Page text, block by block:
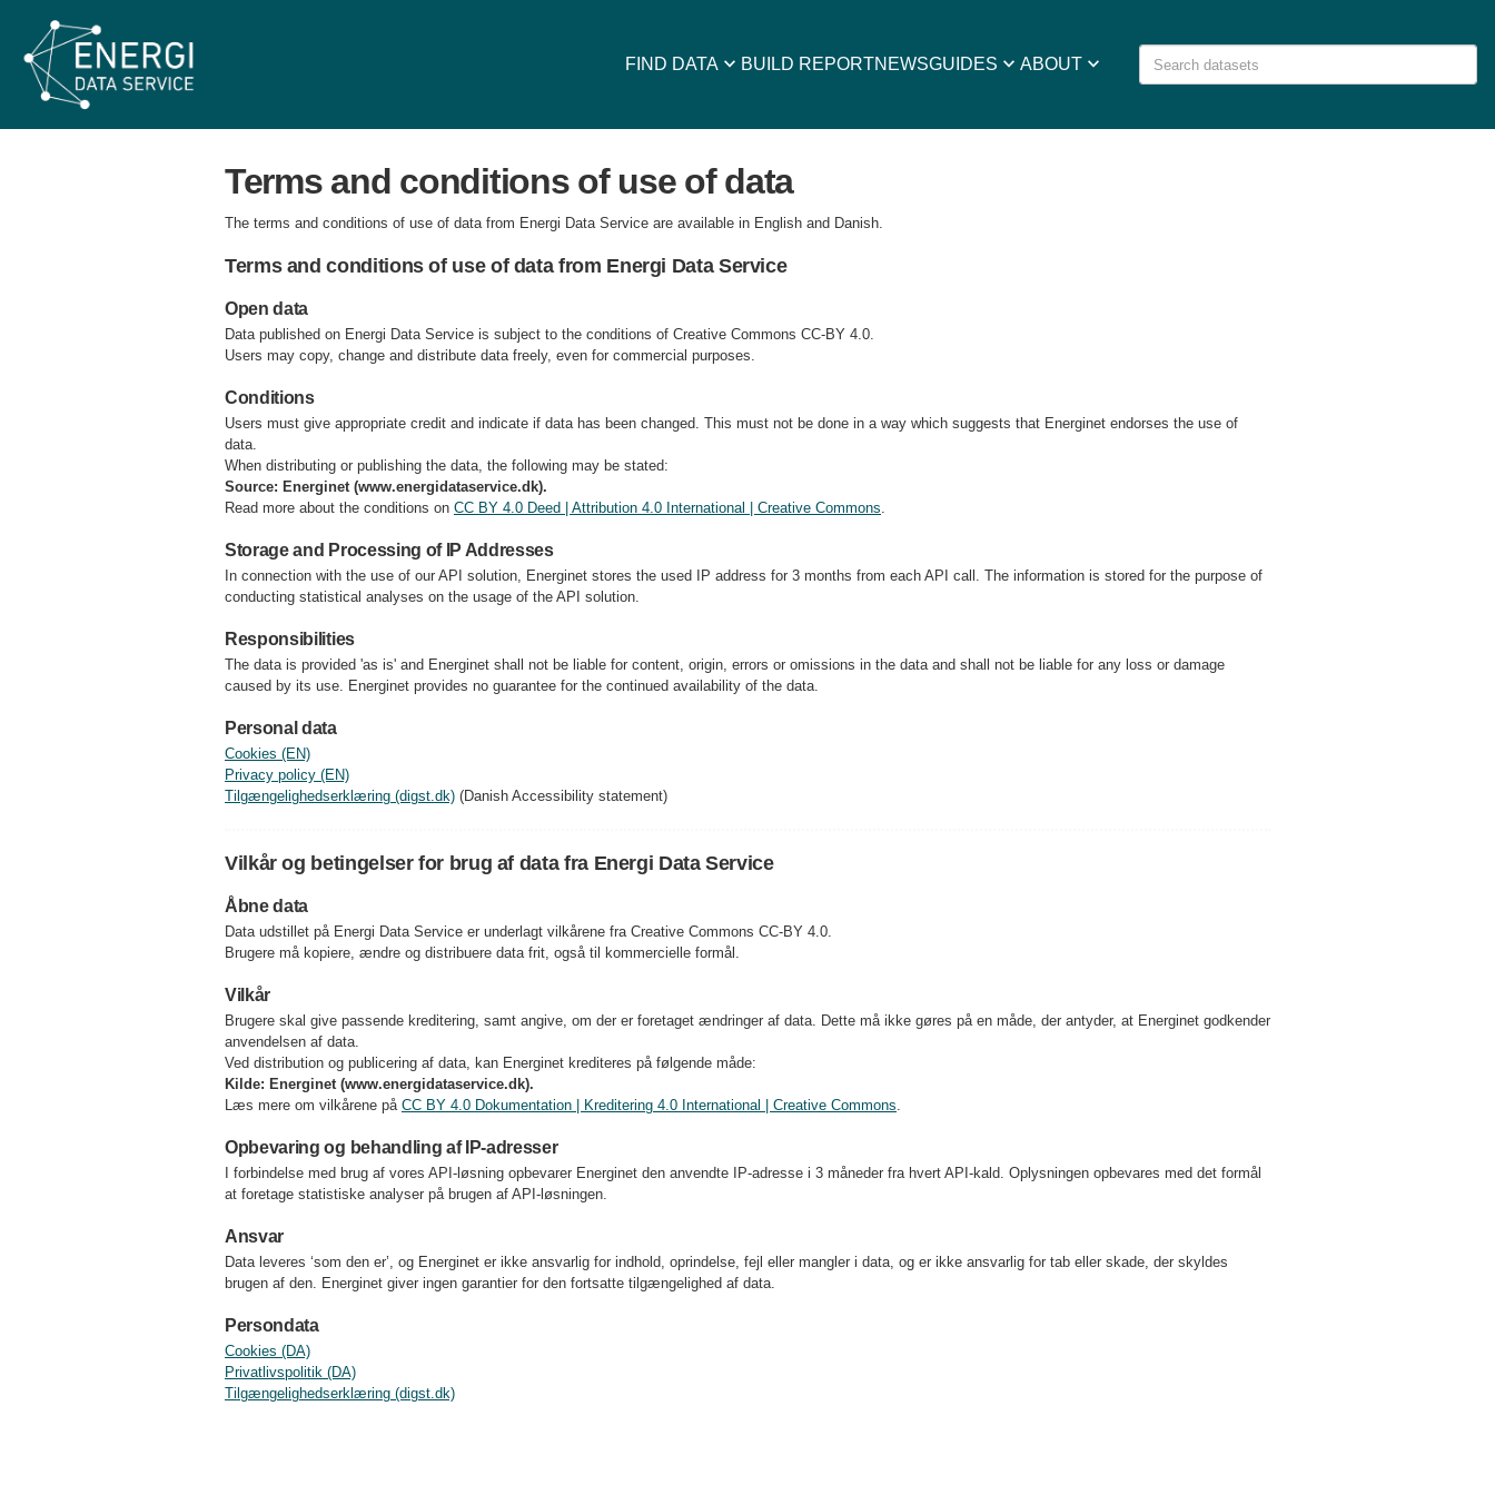
FIND DATA keyboard_arrow_down BUILD REPORTNEWSGUIDES keyboard_arrow_down ABOUT keyboard_arrow_down
Terms and conditions of use of data
The terms and conditions of use of data from Energi Data Service are available in English and Danish.
Terms and conditions of use of data from Energi Data Service
Open data
Data published on Energi Data Service is subject to the conditions of Creative Commons CC-BY 4.0.
Users may copy, change and distribute data freely, even for commercial purposes.
Conditions
Users must give appropriate credit and indicate if data has been changed. This must not be done in a way which suggests that Energinet endorses the use of
data.
When distributing or publishing the data, the following may be stated:
Source: Energinet (www.energidataservice.dk).
Read more about the conditions on CC BY 4.0 Deed | Attribution 4.0 International | Creative Commons.
Storage and Processing of IP Addresses
In connection with the use of our API solution, Energinet stores the used IP address for 3 months from each API call. The information is stored for the purpose of
conducting statistical analyses on the usage of the API solution.
Responsibilities
The data is provided 'as is' and Energinet shall not be liable for content, origin, errors or omissions in the data and shall not be liable for any loss or damage
caused by its use. Energinet provides no guarantee for the continued availability of the data.
Personal data
Cookies (EN)
Privacy policy (EN)
Tilgængelighedserklæring (digst.dk) (Danish Accessibility statement)
Vilkår og betingelser for brug af data fra Energi Data Service
Åbne data
Data udstillet på Energi Data Service er underlagt vilkårene fra Creative Commons CC-BY 4.0.
Brugere må kopiere, ændre og distribuere data frit, også til kommercielle formål.
Vilkår
Brugere skal give passende kreditering, samt angive, om der er foretaget ændringer af data. Dette må ikke gøres på en måde, der antyder, at Energinet godkender
anvendelsen af data.
Ved distribution og publicering af data, kan Energinet krediteres på følgende måde:
Kilde: Energinet (www.energidataservice.dk).
Læs mere om vilkårene på CC BY 4.0 Dokumentation | Kreditering 4.0 International | Creative Commons.
Opbevaring og behandling af IP-adresser
I forbindelse med brug af vores API-løsning opbevarer Energinet den anvendte IP-adresse i 3 måneder fra hvert API-kald. Oplysningen opbevares med det formål
at foretage statistiske analyser på brugen af API-løsningen.
Ansvar
Data leveres ‘som den er’, og Energinet er ikke ansvarlig for indhold, oprindelse, fejl eller mangler i data, og er ikke ansvarlig for tab eller skade, der skyldes
brugen af den. Energinet giver ingen garantier for den fortsatte tilgængelighed af data.
Persondata
Cookies (DA)
Privatlivspolitik (DA)
Tilgængelighedserklæring (digst.dk)